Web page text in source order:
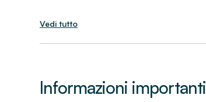
Vedi tutto
Informazioni importanti